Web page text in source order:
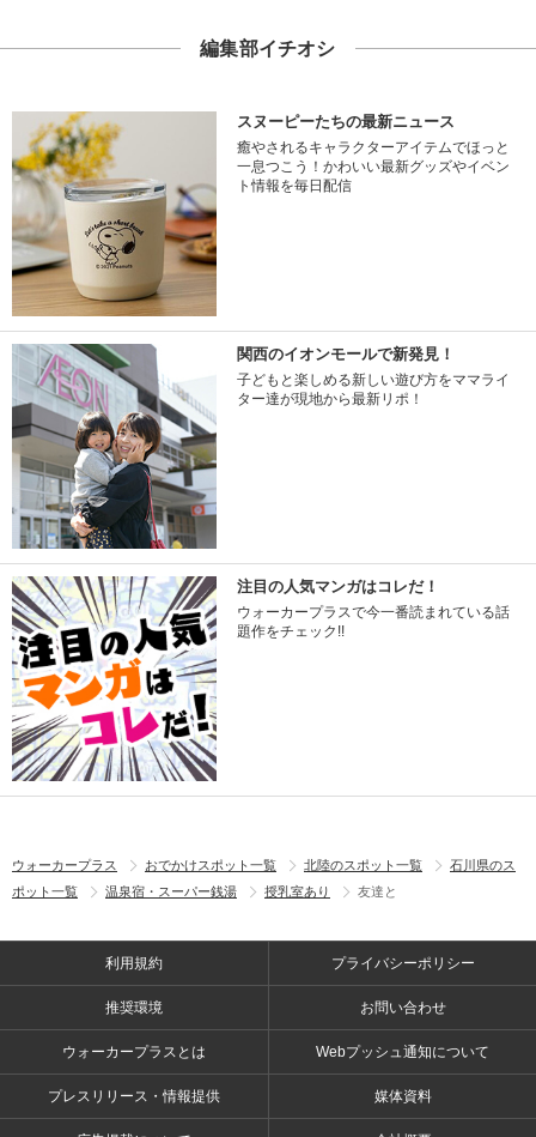
編集部イチオシ
スヌーピーたちの最新ニュース
癒やされるキャラクターアイテムでほっと
一息つこう！かわいい最新グッズやイベン
ト情報を毎日配信
関西のイオンモールで新発見！
子どもと楽しめる新しい遊び方をママライ
ター達が現地から最新リポ！
注目の人気マンガはコレだ！
ウォーカープラスで今一番読まれている話
題作をチェック!!
ウォーカープラス おでかけスポット一覧 北陸のスポット一覧
石川県のス
ポット一覧
温泉宿・スーパー銭湯 授乳室あり 友達と
利用規約 プライバシーポリシー
推奨環境 お問い合わせ
ウォーカープラスとは Webプッシュ通知について
プレスリリース・情報提供 媒体資料